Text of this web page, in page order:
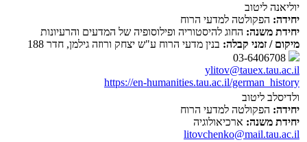
יוליאנה ליטוב
יחידה: הפקולטה למדעי הרוח
יחידת משנה: החוג להיסטוריה ופילוסופיה של המדעים והרעיונות
מיקום / זמני קבלה: בנין מדעי הרוח ע"ש יצחק ורוזה גילמן, חדר 188
ylitov@tauex.tau.ac.il
https://en-humanities.tau.ac.il/german_history
ולדיסלב ליטוב
יחידה: הפקולטה למדעי הרוח
יחידת משנה: ארכיאולוגיה
litovchenko@mail.tau.ac.il